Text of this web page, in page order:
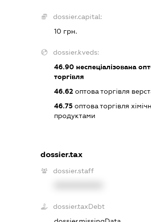
dossier.capital:
10 грн.
dossier.kveds:
46.90неспеціалізована
торгівля
46.62оптова торгівля
46.75оптова торгівля
продуктами
dossier.tax
dossier.staff
dossier.taxDebt